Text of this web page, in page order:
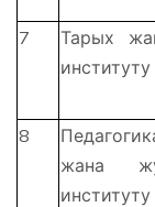
7
Тарых
институту
8
жана
институту